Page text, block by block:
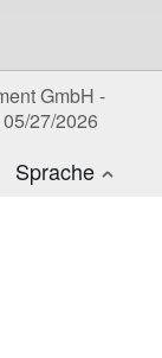
GmbH -
27/2026
Deutsch
Sprache